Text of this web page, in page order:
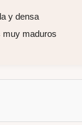
y densa
muy maduros